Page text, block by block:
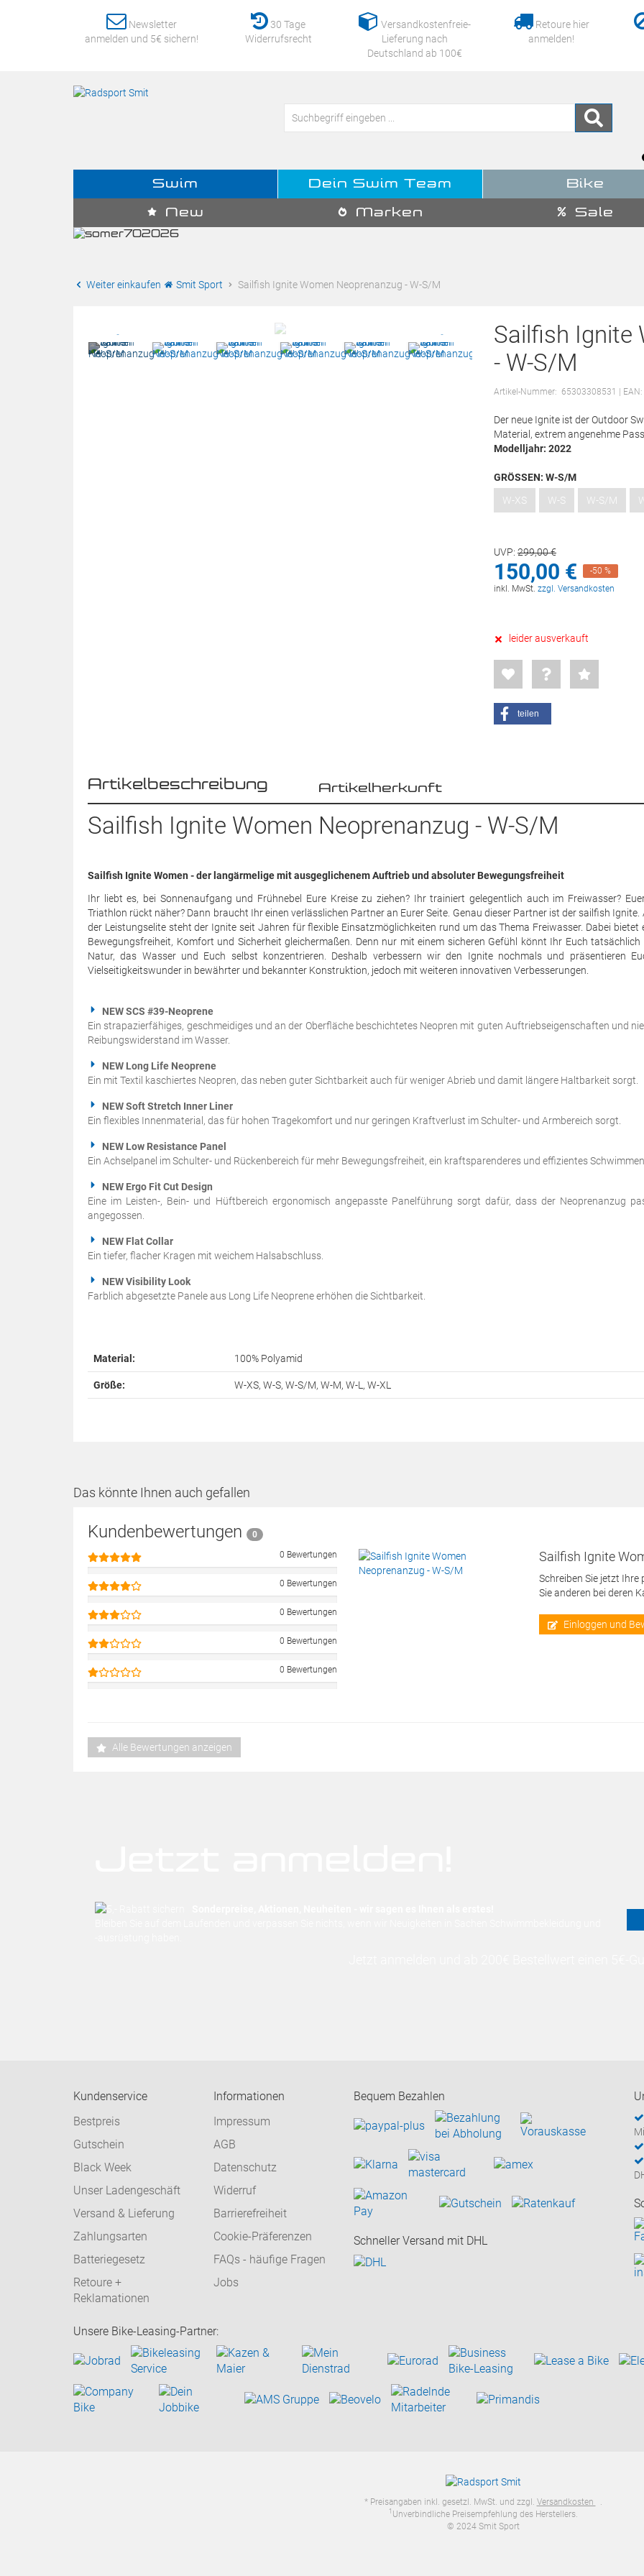
Newsletter
anmelden und 5€ sichern!
30 Tage
Widerrufsrecht
Versandkostenfreie-
Lieferung nach
Deutschland ab 100€
Retoure hier
anmelden!
Swim Dein Swim Team Bike
New Marken Sale
Weiter einkaufen Smit Sport Sailfish Ignite Women Neoprenanzug - W-S/M
Sailfish Ignite
- W-S/M
Artikel-Nummer: 65303308531 |
Der neue Ignite ist der Outdoor
Material, extrem angenehme
Modelljahr: 2022
GRÖSSEN: W-S/M
W-XS
W-S W-S/M
UVP: 299,00€
150,00 €
-50 %
inkl. MwSt. zzgl. Versandkosten
leider ausverkauft
teilen
Artikelbeschreibung Artikelherkunft
Sailfish Ignite Women Neoprenanzug - W-S/M
Sailfish Ignite Women - der langärmelige mit ausgeglichenem Auftrieb und absoluter Bewegungsfreiheit
Ihr liebt es, bei Sonnenaufgang und Frühnebel Eure Kreise zu ziehen? Ihr trainiert gelegentlich auch im Freiwasser?
Triathlon rückt näher? Dann braucht Ihr einen verlässlichen Partner an Eurer Seite. Genau dieser Partner ist der sailfish Ignite.
der Leistungselite steht der Ignite seit Jahren für flexible Einsatzmöglichkeiten rund um das Thema Freiwasser. Dabei bietet
Bewegungsfreiheit, Komfort und Sicherheit gleichermaßen. Denn nur mit einem sicheren Gefühl könnt Ihr Euch
Natur, das Wasser und Euch selbst konzentrieren. Deshalb verbessern wir den Ignite nochmals und präsentieren
Vielseitigkeitswunder in bewährter und bekannter Konstruktion, jedoch mit weiteren innovativen Verbesserungen.
NEW SCS #39-Neoprene
Ein strapazierfähiges, geschmeidiges und an der Oberfläche beschichtetes Neopren mit guten Auftriebseigenschaften und
Reibungswiderstand im Wasser.
NEW Long Life Neoprene
Ein mit Textil kaschiertes Neopren, das neben guter Sichtbarkeit auch für weniger Abrieb und damit längere Haltbarkeit sorgt.
NEW Soft Stretch Inner Liner
Ein flexibles Innenmaterial, das für hohen Tragekomfort und nur geringen Kraftverlust im Schulter- und Armbereich sorgt.
NEW Low Resistance Panel
Ein Achselpanel im Schulter- und Rückenbereich für mehr Bewegungsfreiheit, ein kraftsparenderes und effizientes
NEW Ergo Fit Cut Design
Eine im Leisten-, Bein- und Hüftbereich ergonomisch angepasste Panelführung sorgt dafür, dass der Neoprenanzug
angegossen.
NEW Flat Collar
Ein tiefer, flacher Kragen mit weichem Halsabschluss.
NEW Visibility Look
Farblich abgesetzte Panele aus Long Life Neoprene erhöhen die Sichtbarkeit.
Material: 100% Polyamid
Größe: W-XS, W-S, W-S/M, W-M, W-L, W-XL
Das könnte Ihnen auch gefallen
Kundenbewertungen
0
0 Bewertungen
0 Bewertungen
0 Bewertungen
0 Bewertungen
0 Bewertungen
Sailfish Ignite
Schreiben Sie jetzt
Sie anderen bei deren
Einloggen und
Alle Bewertungen anzeigen
Kundenservice
Bestpreis
Gutschein
Black Week
Unser Ladengeschäft
Versand & Lieferung
Zahlungsarten
Batteriegesetz
Retoure +
Reklamationen
Informationen
Impressum
AGB
Datenschutz
Widerruf
Barrierefreiheit
Cookie-Präferenzen
FAQs - häufige Fragen
Jobs
Bequem Bezahlen
Schneller Versand mit DHL
Unsere Bike-Leasing-Partner:
* Preisangaben inkl. gesetzl. MwSt. und zzgl. Versandkosten
1 Unverbindliche Preisempfehlung des Herstellers.
© 2024 Smit Sport